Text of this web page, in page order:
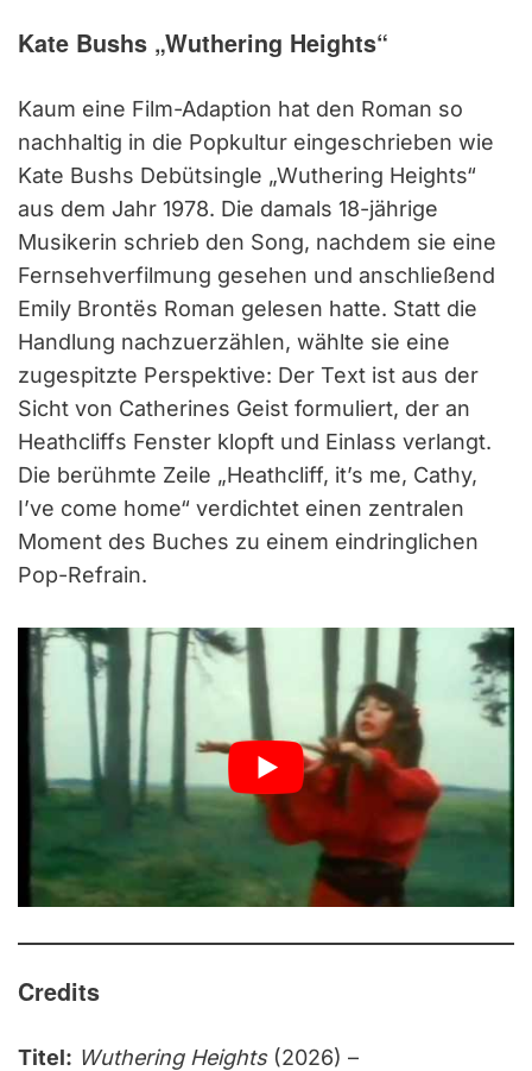
Kate Bushs „Wuthering Heights“
Kaum eine Film-Adaption hat den Roman so
nachhaltig in die Popkultur eingeschrieben wie
Kate Bushs Debütsingle „Wuthering Heights“
aus dem Jahr 1978. Die damals 18-jährige
Musikerin schrieb den Song, nachdem sie eine
Fernsehverfilmung gesehen und anschließend
Emily Brontës Roman gelesen hatte. Statt die
Handlung nachzuerzählen, wählte sie eine
zugespitzte Perspektive: Der Text ist aus der
Sicht von Catherines Geist formuliert, der an
Heathcliffs Fenster klopft und Einlass verlangt.
Die berühmte Zeile „Heathcliff, it’s me, Cathy,
I’ve come home“ verdichtet einen zentralen
Moment des Buches zu einem eindringlichen
Pop-Refrain.
Credits
Titel: Wuthering Heights(2026) –